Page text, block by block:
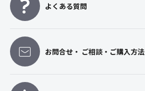
よくある質問
お問合せ・ ご相談・ご購入方法